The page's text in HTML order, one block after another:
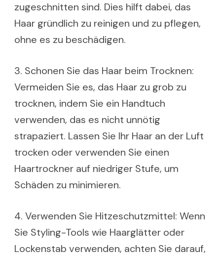
zugeschnitten sind. Dies hilft dabei, das
Haar gründlich zu reinigen und zu pflegen,
ohne es zu beschädigen.
3. Schonen Sie das Haar beim Trocknen:
Vermeiden Sie es, das Haar zu grob zu
trocknen, indem Sie ein Handtuch
verwenden, das es nicht unnötig
strapaziert. Lassen Sie Ihr Haar an der Luft
trocken oder verwenden Sie einen
Haartrockner auf niedriger Stufe, um
Schäden zu minimieren.
4. Verwenden Sie Hitzeschutzmittel: Wenn
Sie Styling-Tools wie Haarglätter oder
Lockenstab verwenden, achten Sie darauf,